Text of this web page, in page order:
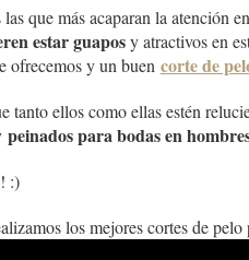
que más acaparan la atención
estar guaposy atractivos en
ofrecemos y un buen corte de
tanto ellos como ellas estén
peinados para bodas en
:)
los mejores cortes de pelo